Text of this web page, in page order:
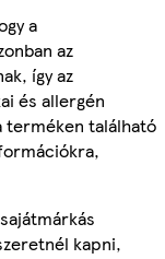
a
az
így az
és allergén
terméken található
kapni,